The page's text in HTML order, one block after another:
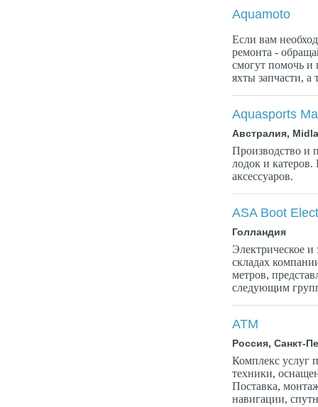
Aquamoto
Если вам
ремонта -
смогут помочь и
яхты запчасти, а
Aquasports
Австралия,
Производство и
лодок и
аксессуаров.
ASA Boot
Голландия
Электрическое и
складах
метров,
следующим
ATM
Россия, Санкт-
Комплекс услуг
техники,
Поставка,
навигации,